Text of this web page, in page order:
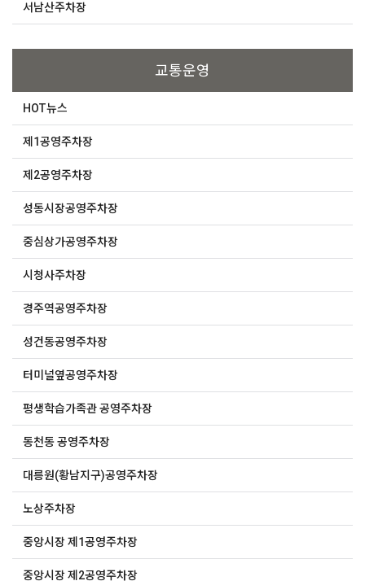
서남산주차장
교통운영
HOT뉴스
제1공영주차장
제2공영주차장
성동시장공영주차장
중심상가공영주차장
시청사주차장
경주역공영주차장
성건동공영주차장
터미널옆공영주차장
평생학습가족관 공영주차장
동천동 공영주차장
대릉원(황남지구)공영주차장
노상주차장
중앙시장 제1공영주차장
중앙시장 제2공영주차장